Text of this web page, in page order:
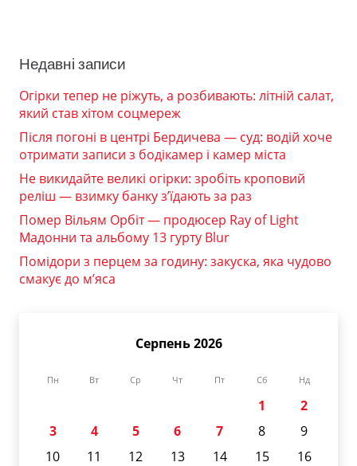
Недавні записи
Огірки тепер не ріжуть, а розбивають: літній салат,
який став хітом соцмереж
Після погоні в центрі Бердичева — суд: водій хоче
отримати записи з бодікамер і камер міста
Не викидайте великі огірки: зробіть кроповий
реліш — взимку банку з’їдають за раз
Помер Вільям Орбіт — продюсер Ray of Light
Мадонни та альбому 13 гурту Blur
Помідори з перцем за годину: закуска, яка чудово
смакує до м’яса
Серпень 2026
Пн Вт Ср Чт Пт Сб Нд
1
2
3
4 5 6 7 8
9
10
11 12 13 14 15
16